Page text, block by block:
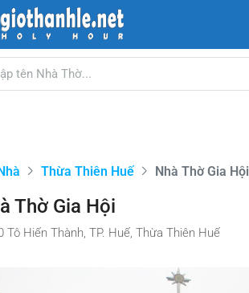
Thừa Thiên Huế Nhà Thờ Gia Hội
Thờ Gia Hội
Tô Hiến Thành, TP. Huế, Thừa Thiên Huế